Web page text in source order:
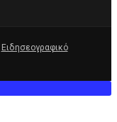
Ειδησεογραφικό